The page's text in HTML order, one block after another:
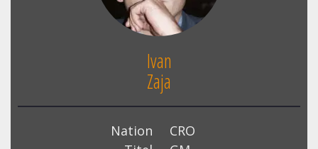
Ivan
Zaja
Nation
CRO